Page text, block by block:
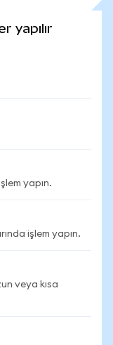
yapılır
yapın.
işlem yapın.
veya kısa